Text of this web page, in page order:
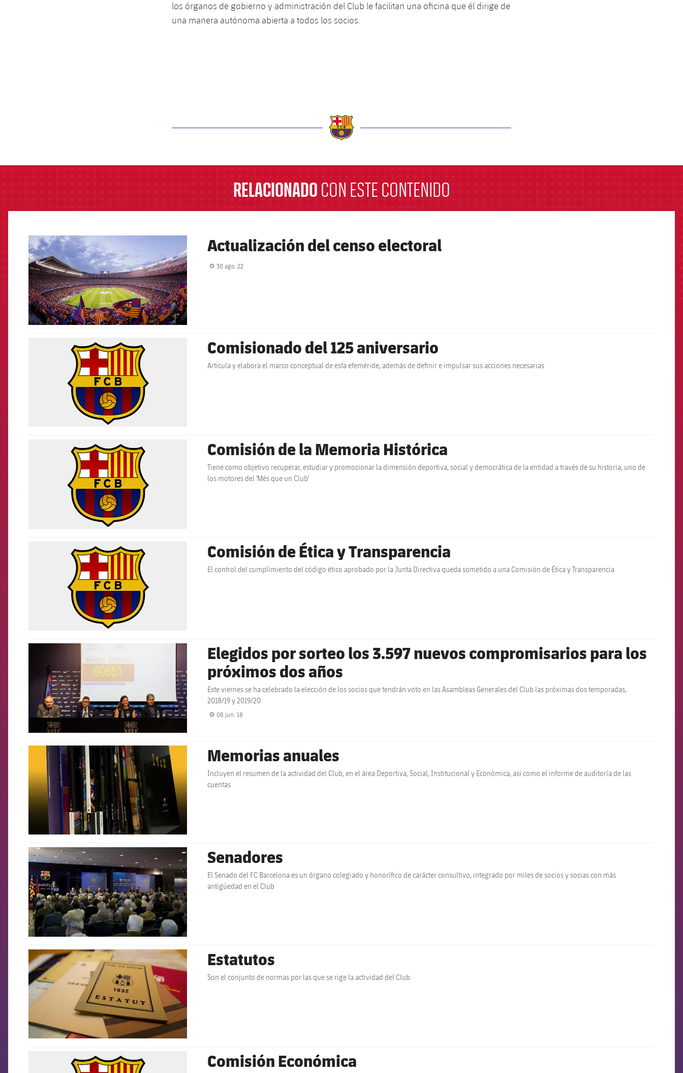
los órganos de gobierno y administración del Club le facilitan una oficina que él dirige de
una manera autónoma abierta a todos los socios.
RELACIONADO CON ESTE CONTENIDO
FCB Barcelona badge Actualización del censo electoral
label.share.clock
30 ago. 22
FCB Barcelona badge Comisionado del 125 aniversario
Articula y elabora el marco conceptual de esta efeméride, además de definir e impulsar sus acciones necesarias
FCB Barcelona badge Comisión de la Memoria Histórica
Tiene como objetivo recuperar, estudiar y promocionar la dimensión deportiva, social y democrática de la entidad a través de su historia, uno de
los motores del 'Més que un Club'
FCB Barcelona badge Comisión de Ética y Transparencia
El control del cumplimiento del código ético aprobado por la Junta Directiva queda sometido a una Comisión de Ética y Transparencia
Elegidos por sorteo los 3.597 nuevos compromisarios para los
próximos dos años
Este viernes se ha celebrado la elección de los socios que tendrán voto en las Asambleas Generales del Club las próximas dos temporadas,
2018/19 y 2019/20
08 jun. 18
FCB Barcelona badge Memorias anuales
Incluyen el resumen de la actividad del Club, en el área Deportiva, Social, Institucional y Econòmica, así como el informe de auditoría de las
cuentas
FCB Barcelona badge Senadores
El Senado del FC Barcelona es un órgano colegiado y honorífico de carácter consultivo, integrado por miles de socios y socias con más
antigüedad en el Club
FCB Barcelona badge Estatutos
Son el conjunto de normas por las que se rige la actividad del Club
FCB Barcelona badge Comisión Económica